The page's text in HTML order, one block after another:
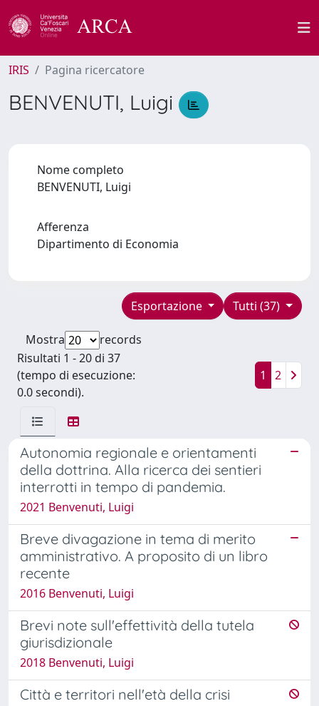
IRIS Pagina ricercatore
BENVENUTI, Luigi
Nome completo
BENVENUTI, Luigi
Afferenza
Dipartimento di Economia
Tutti (37)
Esportazione
Mostra
records
Risultati 1 - 20 di 37
(tempo di esecuzione:
0.0 secondi).
1 2
Autonomia regionale e orientamenti
della dottrina. Alla ricerca dei sentieri
interrotti in tempo di pandemia.
2021 Benvenuti, Luigi
Breve divagazione in tema di merito
amministrativo. A proposito di un libro
recente
2016 Benvenuti, Luigi
Brevi note sull'effettività della tutela
giurisdizionale
2018 Benvenuti, Luigi
Città e territori nell'età della crisi